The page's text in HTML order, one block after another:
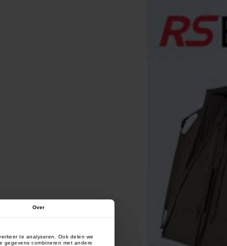
Over
te analyseren. Ook delen we
gegevens combineren met andere